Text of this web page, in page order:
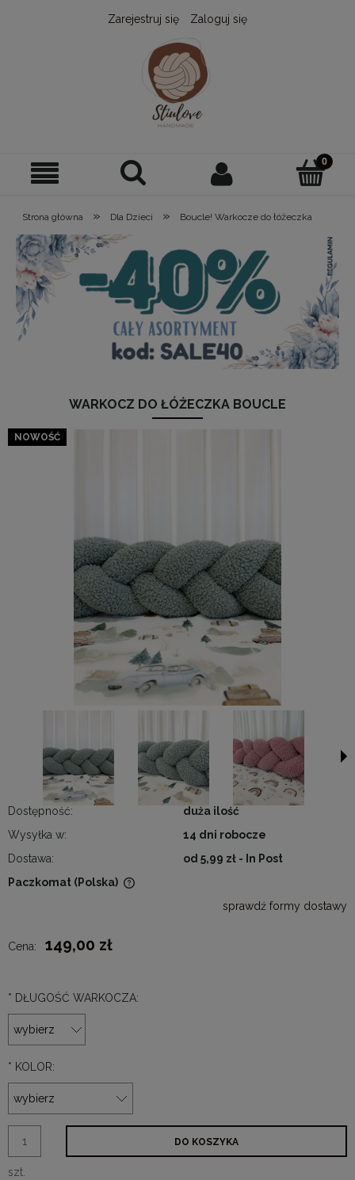
Zarejestruj się Zaloguj się
Strona główna » Dla Dzieci » Boucle! Warkocze do łóżeczka
WARKOCZ DO ŁÓŻECZKA BOUCLE
NOWOŚĆ
Dostępność:
duża ilość
Wysyłka w:
14 dni robocze
Dostawa:
od 5,99 zł - In Post
Paczkomat (Polska)
sprawdź formy dostawy
Cena: 149,00 zł
* DŁUGOŚĆ WARKOCZA:
* KOLOR:
szt.
DO KOSZYKA